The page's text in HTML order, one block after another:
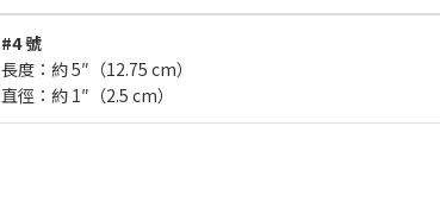
#4 號
長度：約 5″（12.75 cm）
直徑：約 1″（2.5 cm）